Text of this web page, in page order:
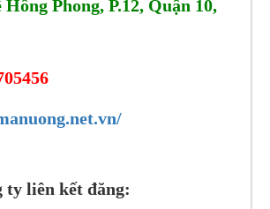
Phong, P.12, Quận 10,
ty liên kết đăng: